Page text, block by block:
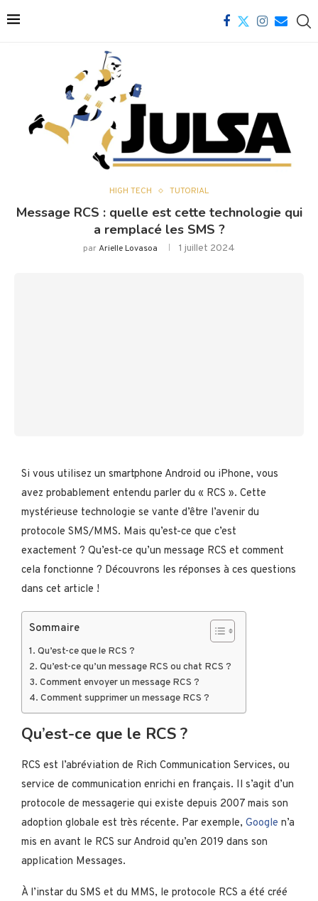
HIGH TECH TUTORIAL
Message RCS : quelle est cette technologie qui
a remplacé les SMS ?
parArielle Lovasoa 1 juillet 2024
Si vous utilisez un smartphone Android ou iPhone, vous
avez probablement entendu parler du « RCS ». Cette
mystérieuse technologie se vante d’être l’avenir du
protocole SMS/MMS. Mais qu’est-ce que c’est
exactement ? Qu’est-ce qu’un message RCS et comment
cela fonctionne ? Découvrons les réponses à ces questions
dans cet article !
Sommaire
Qu’est-ce que le RCS ?
Qu’est-ce qu’un message RCS ou chat RCS ?
Comment envoyer un message RCS ?
Comment supprimer un message RCS ?
Qu’est-ce que le RCS ?
RCS est l’abréviation de Rich Communication Services, ou
service de communication enrichi en français. Il s’agit d’un
protocole de messagerie qui existe depuis 2007 mais son
adoption globale est très récente. Par exemple, Google n’a
mis en avant le RCS sur Android qu’en 2019 dans son
application Messages.
À l’instar du SMS et du MMS, le protocole RCS a été créé